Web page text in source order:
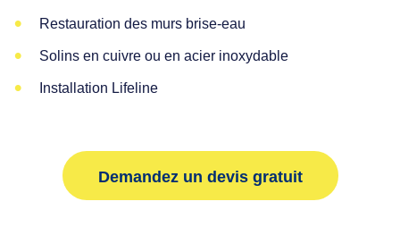
Restauration des murs brise-eau
Solins en cuivre ou en acier inoxydable
Installation Lifeline
Demandez un devis gratuit